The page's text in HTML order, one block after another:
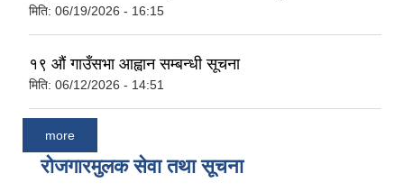
मिति: 06/19/2026 - 16:15
१९ औं गाउँसभा आह्वान सम्बन्धी सूचना
मिति: 06/12/2026 - 14:51
more
रोजगारमुलक सेवा तथा सूचना